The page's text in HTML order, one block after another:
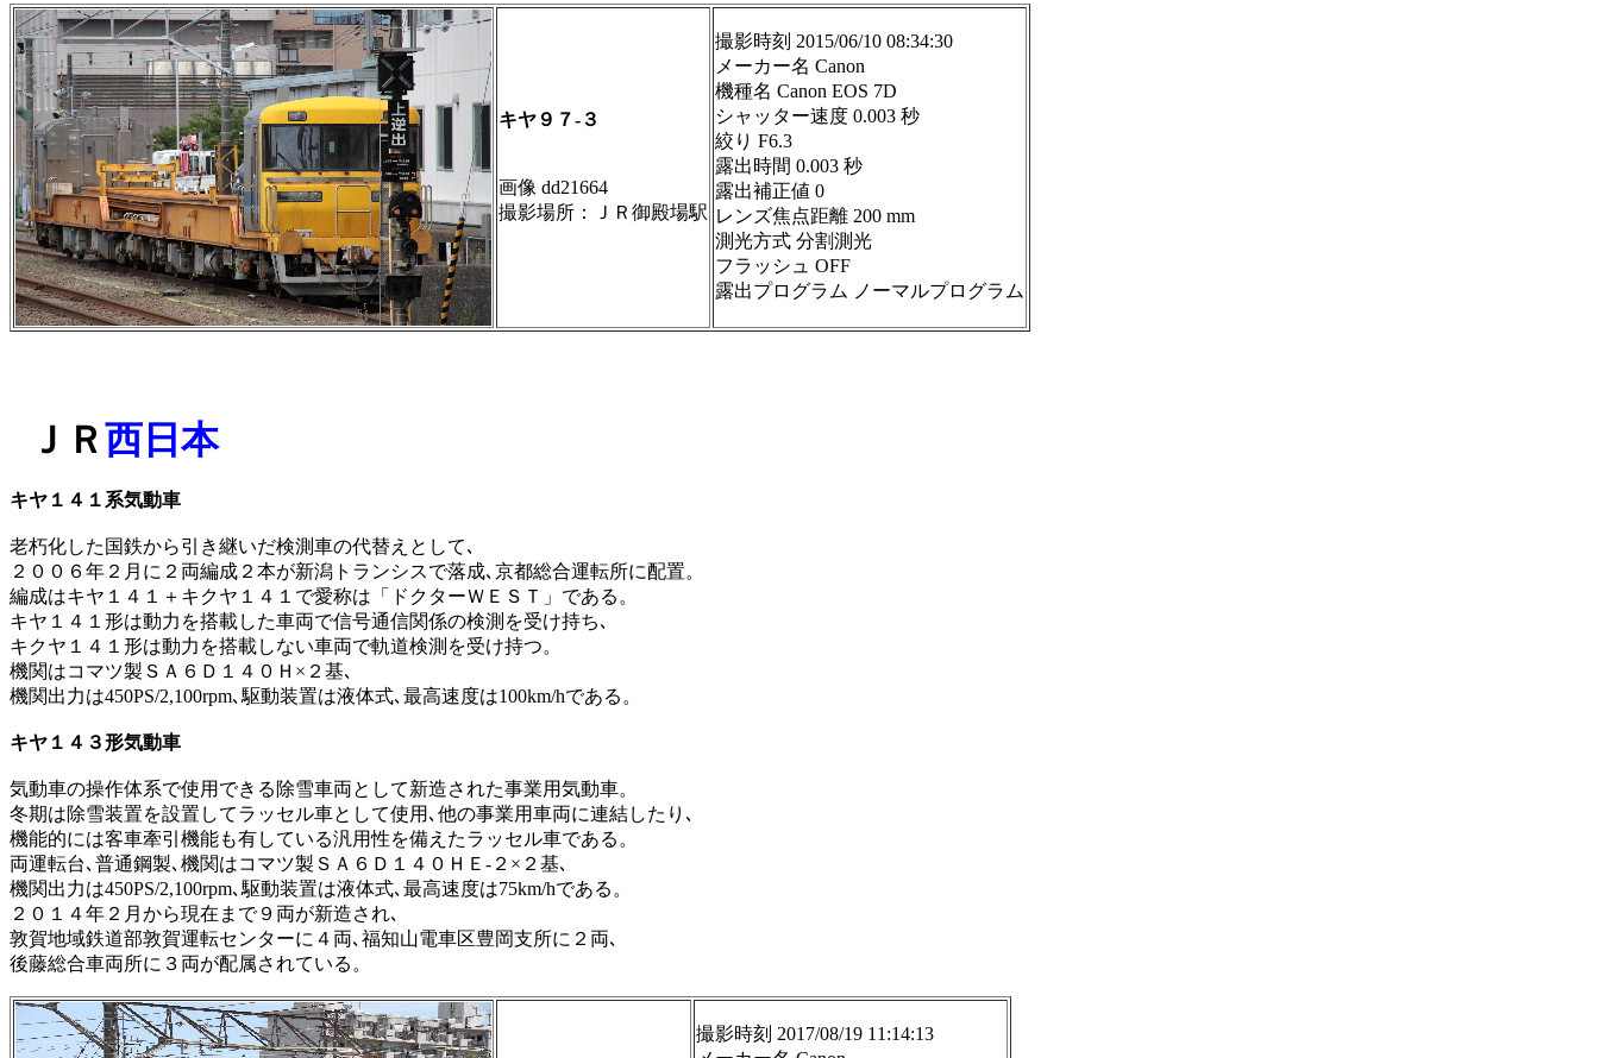
キヤ９７-３
画像 dd21664
撮影場所：ＪＲ御殿場駅
撮影時刻 2015/06/10 08:34:30
メーカー名 Canon
機種名 Canon EOS 7D
シャッター速度 0.003 秒
絞り F6.3
露出時間 0.003 秒
露出補正値 0
レンズ焦点距離 200 mm
測光方式 分割測光
フラッシュ OFF
露出プログラム ノーマルプログラム
ＪＲ西日本
キヤ１４１系気動車
老朽化した国鉄から引き継いだ検測車の代替えとして､
２００６年２月に２両編成２本が新潟トランシスで落成､京都総合運転所に配置。
編成はキヤ１４１＋キクヤ１４１で愛称は「ドクターＷＥＳＴ」である。
キヤ１４１形は動力を搭載した車両で信号通信関係の検測を受け持ち､
キクヤ１４１形は動力を搭載しない車両で軌道検測を受け持つ。
機関はコマツ製ＳＡ６Ｄ１４０Ｈ×２基､
機関出力は450PS/2,100rpm､駆動装置は液体式､最高速度は100km/hである。
キヤ１４３形気動車
気動車の操作体系で使用できる除雪車両として新造された事業用気動車。
冬期は除雪装置を設置してラッセル車として使用､他の事業用車両に連結したり､
機能的には客車牽引機能も有している汎用性を備えたラッセル車である。
両運転台､普通鋼製､機関はコマツ製ＳＡ６Ｄ１４０ＨＥ-２×２基､
機関出力は450PS/2,100rpm､駆動装置は液体式､最高速度は75km/hである。
２０１４年２月から現在まで９両が新造され､
敦賀地域鉄道部敦賀運転センターに４両､福知山電車区豊岡支所に２両､
後藤総合車両所に３両が配属されている。
撮影時刻 2017/08/19 11:14:13